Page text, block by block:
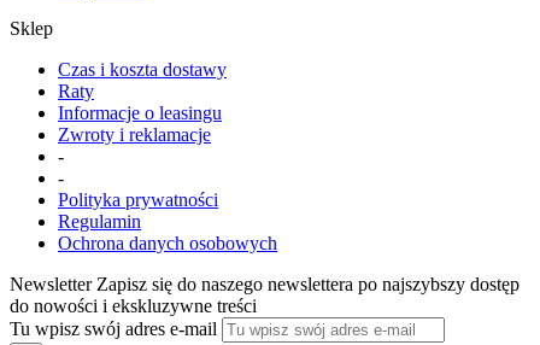
Sklep
Czas i koszta dostawy
Raty
Informacje o leasingu
Zwroty i reklamacje
-
-
Polityka prywatności
Regulamin
Ochrona danych osobowych
Newsletter Zapisz się do naszego newslettera po najszybszy dostęp
do nowości i ekskluzywne treści
Tu wpisz swój adres e-mail